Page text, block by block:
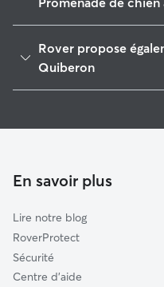
Belz
Pluvigner
Plumergat
Brandivy
Groix
Vannes
Rover propose
Quiberon
Garderie pour chien à
En savoir plus
Lire notre blog
RoverProtect
Sécurité
Centre d'aide